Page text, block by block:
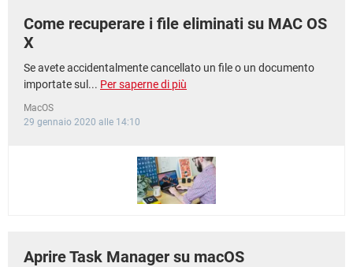
Come recuperare i file eliminati su MAC OS
X
Se avete accidentalmente cancellato un file o un documento
importate sul... Per saperne di più
MacOS
29 gennaio 2020 alle 14:10
Aprire Task Manager su macOS